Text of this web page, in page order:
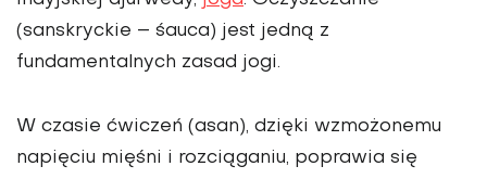
(sanskryckie – śauca) jest jedną z
fundamentalnych zasad jogi.
W czasie ćwiczeń (asan), dzięki wzmożonemu
napięciu mięśni i rozciąganiu, poprawia się